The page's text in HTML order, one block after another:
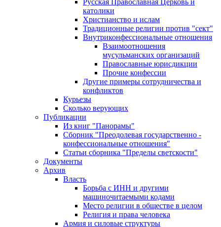
Русская Православная Церковь и
католики
Христианство и ислам
Традиционные религии против "сект"
Внутриконфессиональные отношения
Взаимоотношения
мусульманских организаций
Православные юрисдикции
Прочие конфессии
Другие примеры сотрудничества и
конфликтов
Курьезы
Сколько верующих
Публикации
Из книг "Панорамы"
Сборник "Преодолевая государственно -
конфессиональные отношения"
Статьи сборника "Пределы светскости"
Документы
Архив
Власть
Борьба с ИНН и другими
машиночитаемыми кодами
Место религии в обществе в целом
Религия и права человека
Армия и силовые структуры